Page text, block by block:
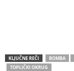
KLJUČNE REČI BOMBA
TOPLIČKI OKRUG